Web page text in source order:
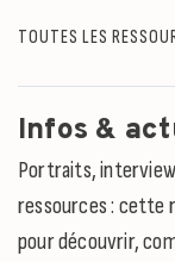
TOUTES LES
Infos &
Portraits,
ressources : cette
pour découvrir,